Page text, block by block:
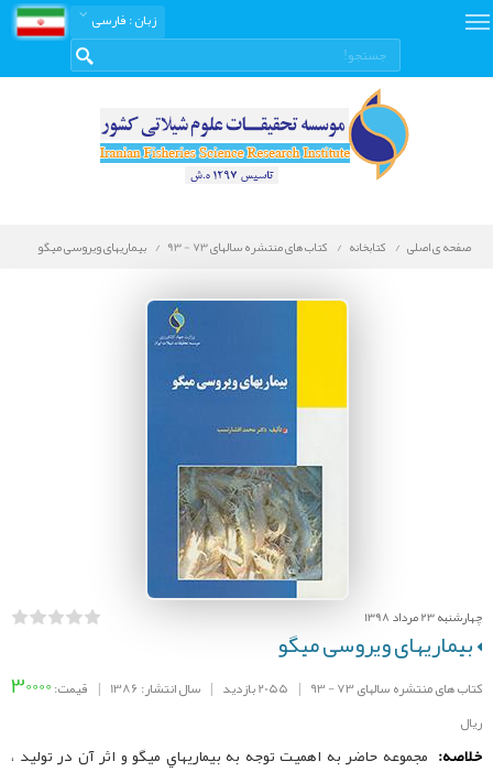
زبان: فارسی
صفحه ی اصلی کتابخانه کتاب های منتشره سالهای 73 - 93 بیماریهای ویروسی میگو
چهارشنبه 23 مرداد 1398
بیماریهای ویروسی میگو
کتاب های منتشره سالهای 73 - 93 | 2055 بازدید | سال انتشار: 1386 | قیمت:30000
ریال
خلاصه: مجموعه حاضر به اهميت توجه به بيماريهاي ميگو و اثر آن در توليد ،